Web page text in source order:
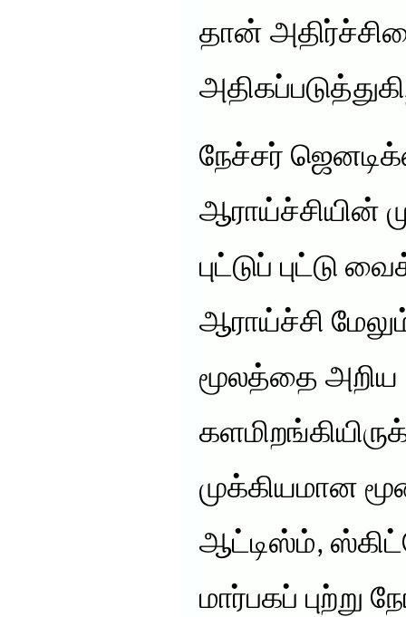
தான்
நேச்சர்
ஆராய்ச்சியின்
புட்டுப் புட்டு
ஆராய்ச்சி
மூலத்தை அறிய
முக்கியமான
ஆட்டிஸ்ம்,
மார்பகப் புற்று